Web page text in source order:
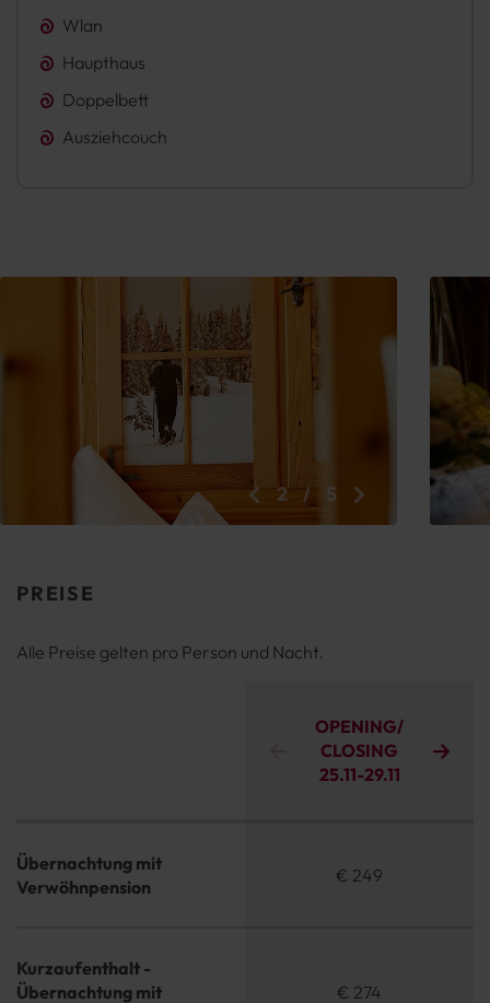
Wlan
Haupthaus
Doppelbett
Ausziehcouch
2 / 5
PREISE
Alle Preise gelten pro Person und Nacht.
Übernachtung mit
Verwöhnpension
Kurzaufenthalt -
Übernachtung mit
OPENING/
CLOSING
25.11-29.11
€ 249
€ 274